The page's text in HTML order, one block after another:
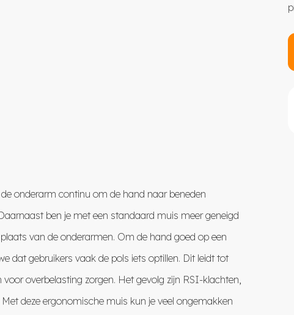
onderarm continu om de hand naar beneden
ben je met een standaard muis meer geneigd
van de onderarmen. Om de hand goed op een
dat gebruikers vaak de pols iets optillen. Dit leidt tot
overbelasting zorgen. Het gevolg zijn RSI-klachten,
deze ergonomische muis kun je veel ongemakken